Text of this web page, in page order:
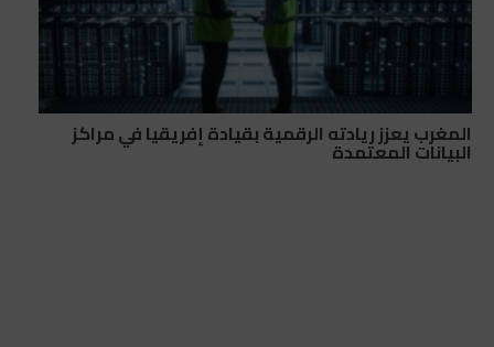
المغرب يعزز ريادته الرقمية بقيادة إفريقيا في مراكز
البيانات المعتمدة